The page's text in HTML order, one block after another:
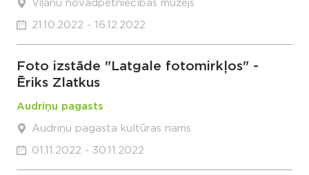
Viļānu novadpētniecības muzejs
21.10.2022 - 16.12.2022
Foto izstāde "Latgale fotomirkļos" -
Ēriks Zlatkus
Audriņu pagasts
Audriņu pagasta kultūras nams
01.11.2022 - 30.11.2022